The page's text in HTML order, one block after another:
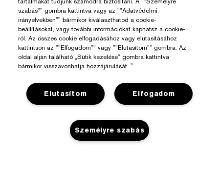
Segítségre Van Szükséged?
Rendelés Nyomon Követése
Kapcsolat
Kapcsolat a Gyártóval
Szállítási Adatok
Visszaküldés És Csere
Az Estée Lauderről
Felelősségvállalás
Vállalati Információk
Üzlet
Adatvédelem És Feltételek
Adatvédelmi Szabályzat
szabás"" gombra kattintva vagy az ""Adatvédelmi
irányelvekben"" bármikor kiválaszthatod a cookie-
beállításokat, vagy további információkat kaphatsz a cookie-
ról. Az összes cookie elfogadásához vagy elutasításához
kattintson az ""Elfogadom"" vagy ""Elutasítom"" gombra. Az
oldal alján található „Sütik kezelése” gombra kattintva
bármikor visszavonhatja hozzájárulását. "
Elfogadom
Elutasítom
Személyre szabás